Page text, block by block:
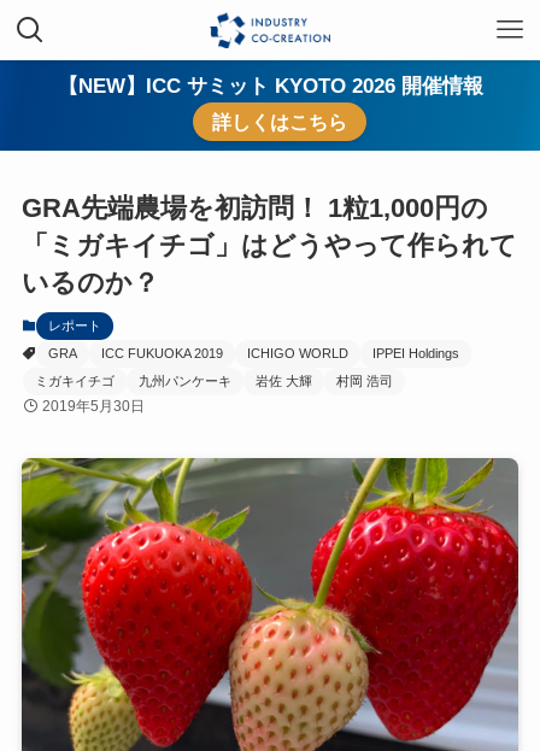
【NEW】ICC サミット KYOTO 2026 開催情報
詳しくはこちら
GRA先端農場を初訪問！ 1粒1,000円の
「ミガキイチゴ」はどうやって作られて
いるのか？
レポート
GRA
ICC FUKUOKA 2019 ICHIGO WORLD
IPPEI Holdings
ミガキイチゴ
九州パンケーキ 岩佐 大輝 村岡 浩司
2019年5月30日